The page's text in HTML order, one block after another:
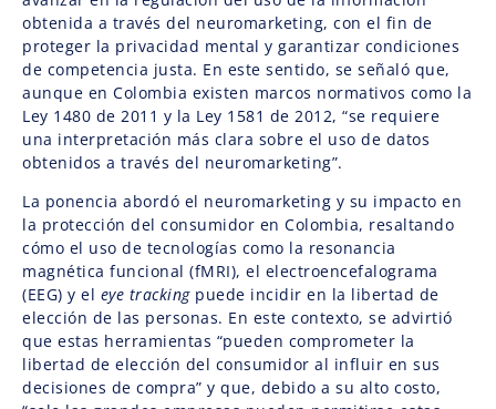
obtenida a través del neuromarketing, con el fin de
proteger la privacidad mental y garantizar condiciones
de competencia justa. En este sentido, se señaló que,
aunque en Colombia existen marcos normativos como la
Ley 1480 de 2011 y la Ley 1581 de 2012, “se requiere
una interpretación más clara sobre el uso de datos
obtenidos a través del neuromarketing”.
La ponencia abordó el neuromarketing y su impacto en
la protección del consumidor en Colombia, resaltando
cómo el uso de tecnologías como la resonancia
magnética funcional (fMRI), el electroencefalograma
(EEG) y el eye trackingpuede incidir en la libertad de
elección de las personas. En este contexto, se advirtió
que estas herramientas “pueden comprometer la
libertad de elección del consumidor al influir en sus
decisiones de compra” y que, debido a su alto costo,